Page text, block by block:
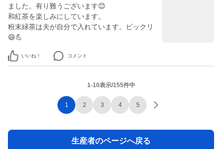
ました。有り難うございます😊
和紅茶を楽しみにしています。
粉末緑茶は夫が自分で入れています。ビックリ
😄💪
いいね！ コメント
1-10表示/155件中
1 2 3 4 5
生産者のページへ戻る